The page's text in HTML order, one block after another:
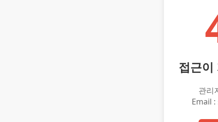
접근이
관리
Email